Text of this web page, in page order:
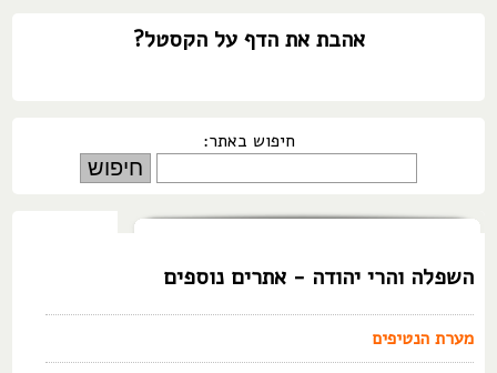
אהבת את הדף על הקסטל?
חיפוש באתר:
השפלה והרי יהודה - אתרים נוספים
מערת הנטיפים